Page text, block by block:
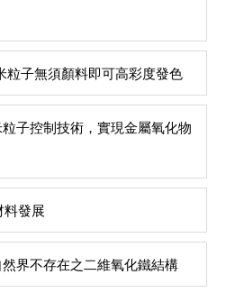
粒子無須顏料即可高彩度發色
子控制技術，實現金屬氧化物
料發展
界不存在之二維氧化鐵結構